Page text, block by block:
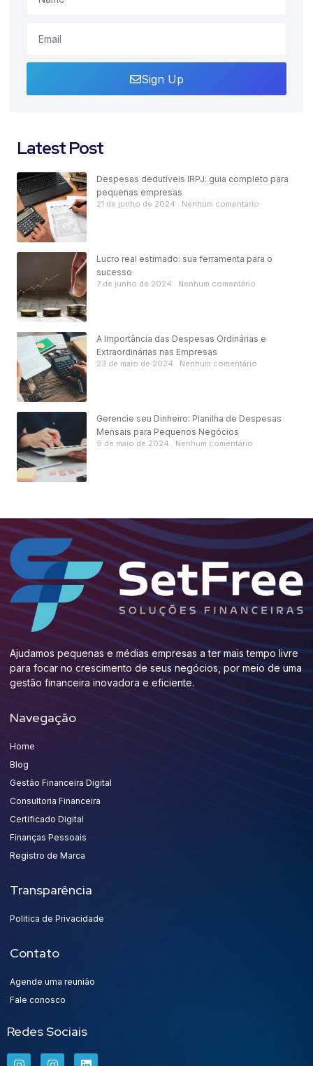
Sign Up
Latest Post
Despesas dedutíveis IRPJ: guia completo para
pequenas empresas
21 de junho de 2024 Nenhum comentário
Lucro real estimado: sua ferramenta para o
sucesso
7 de junho de 2024 Nenhum comentário
A Importância das Despesas Ordinárias e
Extraordinárias nas Empresas
23 de maio de 2024 Nenhum comentário
Gerencie seu Dinheiro: Planilha de Despesas
Mensais para Pequenos Negócios
9 de maio de 2024 Nenhum comentário
Ajudamos pequenas e médias empresas a ter mais tempo livre
para focar no crescimento de seus negócios, por meio de uma
gestão financeira inovadora e eficiente.
Navegação
Home
Blog
Gestão Financeira Digital
Consultoria Financeira
Certificado Digital
Finanças Pessoais
Registro de Marca
Transparência
Politica de Privacidade
Contato
Agende uma reunião
Fale conosco
Redes Sociais